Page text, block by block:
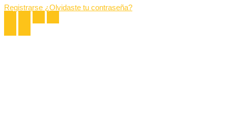
Registrarse ¿Olvidaste tu contraseña?